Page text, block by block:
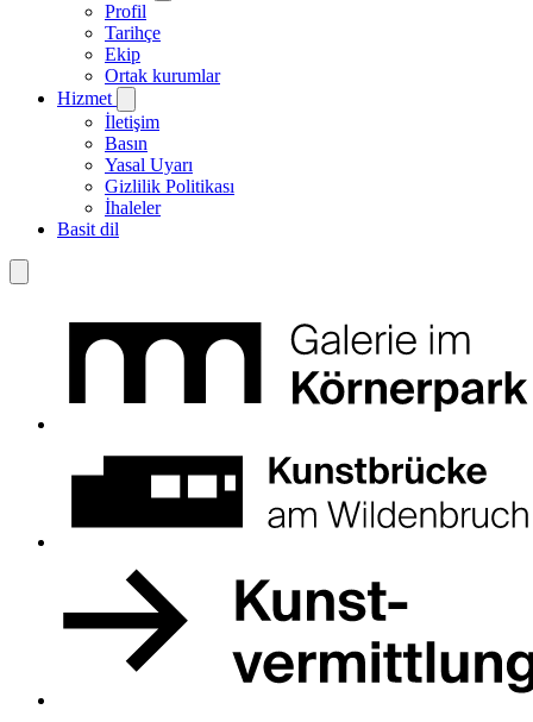
Profil
Tarihçe
Ekip
Ortak kurumlar
Hizmet
İletişim
Basın
Yasal Uyarı
Gizlilik Politikası
İhaleler
Basit dil